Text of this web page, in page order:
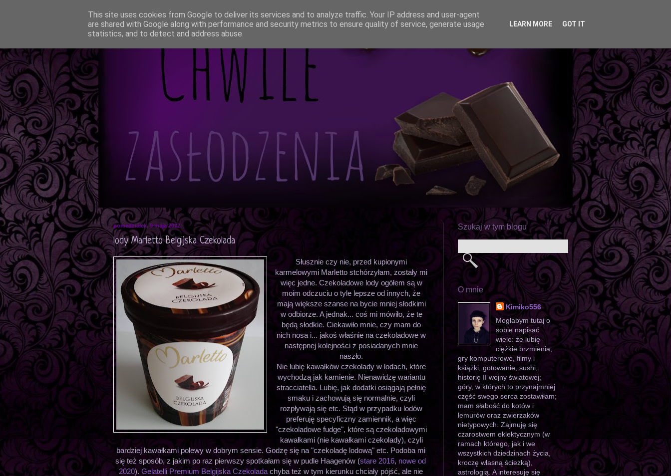
poniedziałek, 9 maja 2022
lody Marletto Belgijska Czekolada
Słusznie czy nie, przed kupionymi
karmelowymi Marletto stchórzyłam, zostały mi
więc jedne. Czekoladowe lody ogółem są w
moim odczuciu o tyle lepsze od innych, że
mają większe szanse na bycie mniej słodkimi
w odbiorze. A jednak... coś mi mówiło, że te
będą słodkie. Ciekawiło mnie, czy mam do
nich nosa i... jakoś właśnie na czekoladowe w
następnej kolejności z posiadanych mnie
naszło.
Nie lubię kawałków czekolady w lodach, które
wychodzą jak kamienie. Nienawidzę wariantu
stracciatella. Lubię, jak dodatki osiągają pełnię
smaku i zachowują się normalnie, czyli
rozpływają się etc. Stąd w przypadku lodów
preferuję specyficzny zamiennik, a więc
"czekoladowe fudge", które są czekoladowymi
kawałkami (nie kawałkami czekolady), czyli
bardziej kawałkami polewy w dobrym sensie. Godzę się na "czekoladę lodową" etc. Podoba mi
się też sposób, z jakim po raz pierwszy spotkałam się w pudle Haagenów (stare 2016, nowe od
2020). Gelatelli Premium Belgijska Czekoladachyba też w tym kierunku chciały pójść, ale nie
Szukaj w tym blogu
O mnie
Kimiko556
Mogłabym tutaj o
sobie napisać
wiele: że lubię
ciężkie brzmienia,
gry komputerowe, filmy i
książki, gotowanie, sushi,
historię II wojny światowej;
góry, w których to przynajmniej
część swego serca zostawiłam;
mam słabość do kotów i
lemurów oraz zwierzaków
nietypowych. Zajmuję się
czarostwem eklektycznym (w
ramach którego, jak i we
wszystkich dziedzinach życia,
kroczę własną ścieżką),
astrologią. A interesuję się
This site uses cookies from Google to deliver its services and to analyze traffic. Your IP address and user-agent
are shared with Google along with performance and security metrics to ensure quality of service, generate usage
statistics, and to detect and address abuse.
LEARN MORE GOT IT